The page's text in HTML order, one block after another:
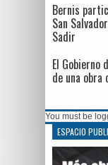
Bernis
San
Sadir
El Gobierno
de una obra
You must be
ESPACIO